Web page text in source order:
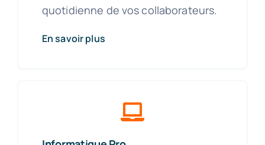
quotidienne de vos collaborateurs.
En savoir plus